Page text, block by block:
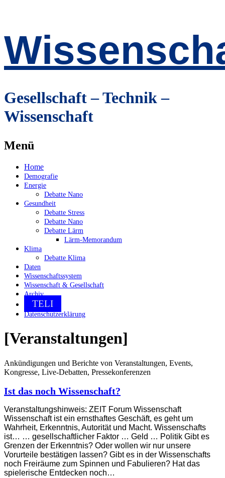
Gesellschaft – Technik –
Wissenschaft
Menü
Zum
Inhalt
springen
Home
Demografie
Energie
Debatte Nano
Gesundheit
Debatte Stress
Debatte Nano
Debatte Lärm
Lärm-Memorandum
Klima
Debatte Klima
Daten
Wissenschaftssystem
Wissenschaft & Gesellschaft
Archiv
TELI
Datenschutzerklärung
[Veranstaltungen]
Ankündigungen und Berichte von Veranstaltungen, Events,
Kongresse, Live-Debatten, Pressekonferenzen
Ist das noch Wissenschaft?
Veranstaltungshinweis: ZEIT Forum Wissenschaft
Wissenschaft ist ein ernsthaftes Geschäft, es geht um
Wahrheit, Erkenntnis, Autorität und Macht. Wissenschafts
ist… … gesellschaftlicher Faktor … Geld … Politik Gibt es
Grenzen der Erkenntnis? Oder wollen wir nur unsere
Vorurteile bestätigen lassen? Gibt es in der Wissenschafts
noch Freiräume zum Spinnen und Fabulieren? Hat das
spielerische Entdecken noch…